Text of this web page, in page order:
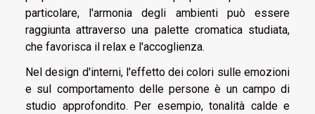
particolare, l'armonia degli ambienti può essere
raggiunta attraverso una palette cromatica studiata,
che favorisca il relax e l'accoglienza.
Nel design d'interni, l'effetto dei colori sulle emozioni
e sul comportamento delle persone è un campo di
studio approfondito. Per esempio, tonalità calde e